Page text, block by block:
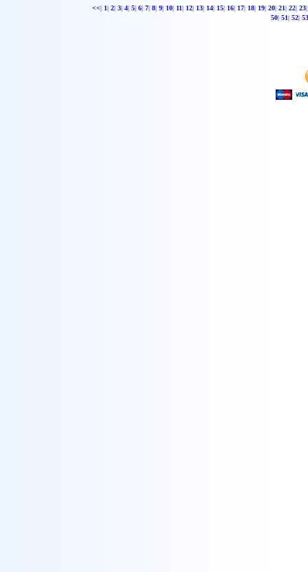
<<| 1| 2| 3| 4| 5| 6| 7| 8| 9| 10| 11| 12| 13| 14| 15| 16| 17| 18| 19| 20| 21| 22| 23|
50| 51| 52| 53